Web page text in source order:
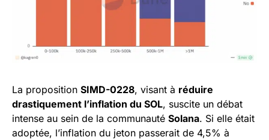
La proposition SIMD-0228, visant à réduire
drastiquement l’inflation du SOL, suscite un débat
intense au sein de la communauté Solana. Si elle était
adoptée, l’inflation du jeton passerait de 4,5% à